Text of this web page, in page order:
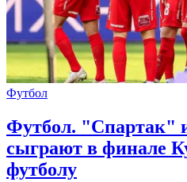
Футбол
Футбол. "Спартак"
сыграют в финале
футболу